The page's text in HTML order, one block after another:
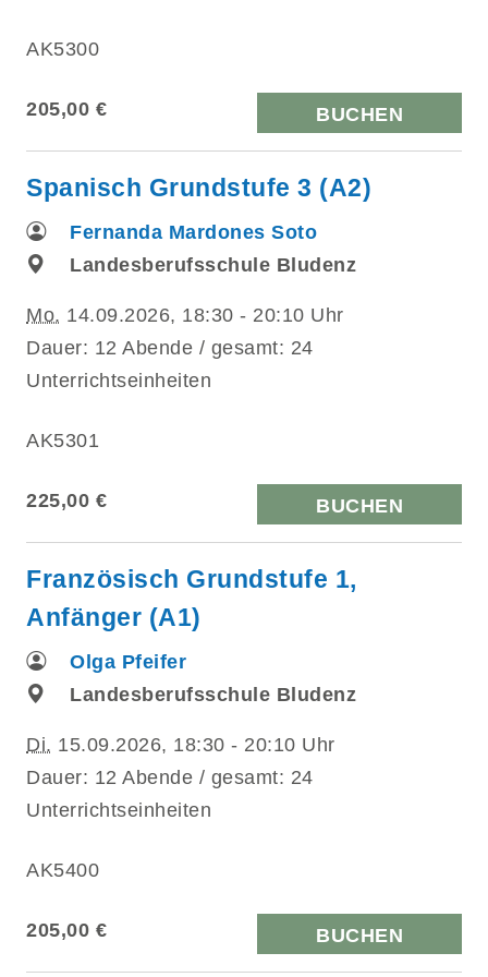
AK5300
205,00 € BUCHEN
Spanisch Grundstufe 3 (A2)
Fernanda Mardones Soto
Landesberufsschule Bludenz
Mo. 14.09.2026, 18:30 - 20:10 Uhr
Dauer: 12 Abende / gesamt: 24
Unterrichtseinheiten
AK5301
225,00 € BUCHEN
Französisch Grundstufe 1,
Anfänger (A1)
Olga Pfeifer
Landesberufsschule Bludenz
Di. 15.09.2026, 18:30 - 20:10 Uhr
Dauer: 12 Abende / gesamt: 24
Unterrichtseinheiten
AK5400
205,00 € BUCHEN